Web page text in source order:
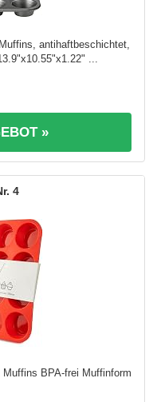
antihaftbeschichtet,
...
»
4
BPA-frei Muffinform